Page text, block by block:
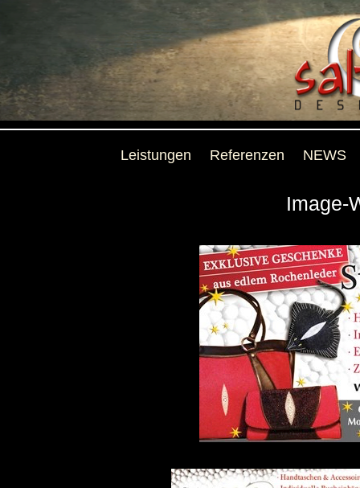
Image-
Leistungen Referenzen NEWS